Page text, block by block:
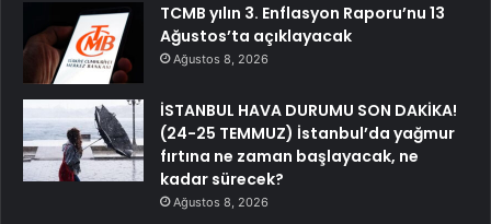
TCMB yılın 3. Enflasyon Raporu’nu 13
Ağustos’ta açıklayacak
Ağustos 8, 2026
İSTANBUL HAVA DURUMU SON DAKİKA!
(24-25 TEMMUZ) İstanbul’da yağmur
fırtına ne zaman başlayacak, ne
kadar sürecek?
Ağustos 8, 2026